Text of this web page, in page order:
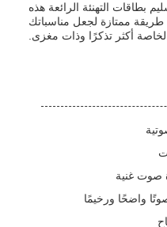
بطاقات التهنئة الرائعة هذه
ممتازة لجعل مناسباتك
أكثر تذكرًا وذات مغزى.
صوت غنية
واضحًا ورخيمًا